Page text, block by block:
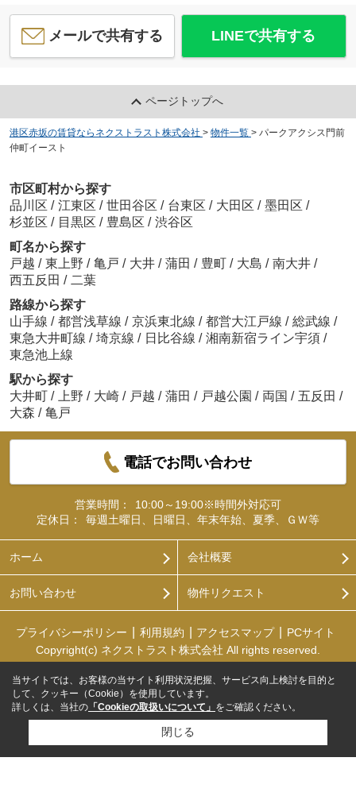
メールで共有する LINEで共有する
ページトップへ
港区赤坂の賃貸ならネクストラスト株式会社 > 物件一覧 > パークアクシス門前
仲町イースト
市区町村から探す
品川区 / 江東区 / 世田谷区 / 台東区 / 大田区 / 墨田区 /
杉並区 / 目黒区 / 豊島区 / 渋谷区
町名から探す
戸越 / 東上野 / 亀戸 / 大井 / 蒲田 / 豊町 / 大島 / 南大井 /
西五反田 / 二葉
路線から探す
山手線 / 都営浅草線 / 京浜東北線 / 都営大江戸線 / 総武線 /
東急大井町線 / 埼京線 / 日比谷線 / 湘南新宿ライン宇須 /
東急池上線
駅から探す
大井町 / 上野 / 大崎 / 戸越 / 蒲田 / 戸越公園 / 両国 / 五反田 /
大森 / 亀戸
電話でお問い合わせ
営業時間：
10:00～19:00※時間外対応可
定休日：
毎週土曜日、日曜日、年末年始、夏季、ＧＷ等
ホーム 会社概要
お問い合わせ 物件リクエスト
プライバシーポリシー 利用規約 アクセスマップ
PCサイト
Copyright(c) ネクストラスト株式会社 All rights reserved.
当サイトでは、お客様の当サイト利用状況把握、サービス向上検討を目的と
して、クッキー（Cookie）を使用しています。
詳しくは、当社の 「Cookieの取扱いについて」 をご確認ください。
閉じる